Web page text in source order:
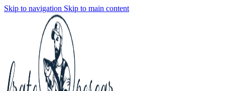
Skip to navigation Skip to main content